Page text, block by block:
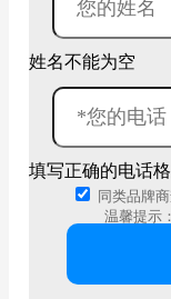
姓名不能为空
填写正确的电话
同类品牌
温馨提示